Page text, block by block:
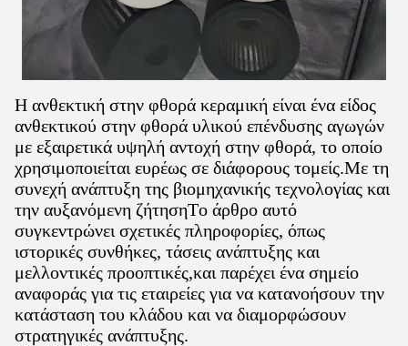
Η ανθεκτική στην φθορά κεραμική είναι ένα είδος
ανθεκτικού στην φθορά υλικού επένδυσης αγωγών
με εξαιρετικά υψηλή αντοχή στην φθορά, το οποίο
χρησιμοποιείται ευρέως σε διάφορους τομείς.Με τη
συνεχή ανάπτυξη της βιομηχανικής τεχνολογίας και
την αυξανόμενη ζήτησηΤο άρθρο αυτό
συγκεντρώνει σχετικές πληροφορίες, όπως
ιστορικές συνθήκες, τάσεις ανάπτυξης και
μελλοντικές προοπτικές,και παρέχει ένα σημείο
αναφοράς για τις εταιρείες για να κατανοήσουν την
κατάσταση του κλάδου και να διαμορφώσουν
στρατηγικές ανάπτυξης.